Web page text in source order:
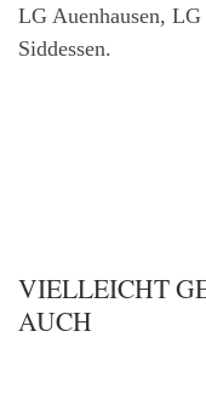
LG Auenhausen,
Siddessen.
VIELLEICHT
AUCH